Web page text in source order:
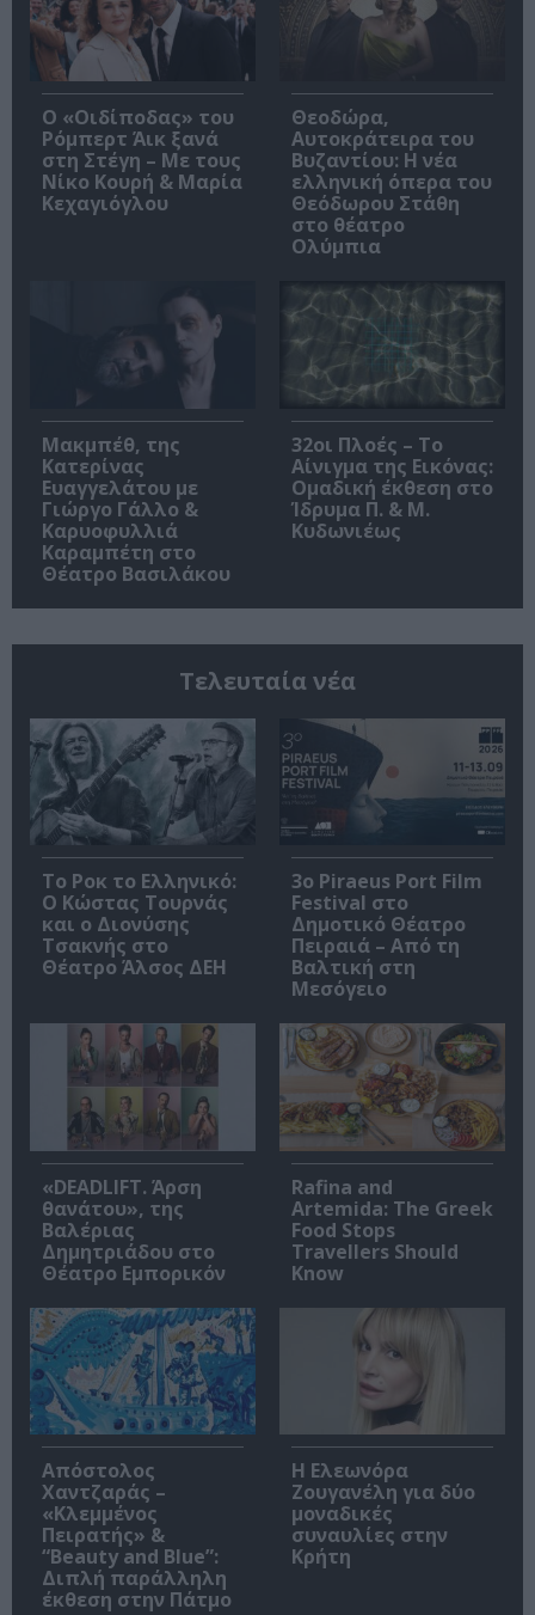
O «Οιδίποδας» του
Ρόμπερτ Άικ ξανά
στη Στέγη – Με τους
Νίκο Κουρή & Μαρία
Κεχαγιόγλου
Θεοδώρα,
Αυτοκράτειρα του
Βυζαντίου: Η νέα
ελληνική όπερα του
Θεόδωρου Στάθη
στο θέατρο
Ολύμπια
Μακμπέθ, της
Κατερίνας
Ευαγγελάτου με
Γιώργο Γάλλο &
Καρυοφυλλιά
Καραμπέτη στο
Θέατρο Βασιλάκου
32οι Πλοές – Το
Αίνιγμα της Εικόνας:
Ομαδική έκθεση στο
Ίδρυμα Π. & Μ.
Κυδωνιέως
Τελευταία νέα
Το Ροκ το Ελληνικό:
Ο Κώστας Τουρνάς
και ο Διονύσης
Τσακνής στο
Θέατρο Άλσος ΔΕΗ
3o Piraeus Port Film
Festival στο
Δημοτικό Θέατρο
Πειραιά – Από τη
Βαλτική στη
Μεσόγειο
«DEADLIFT. Άρση
θανάτου», της
Βαλέριας
Δημητριάδου στο
Θέατρο Εμπορικόν
Rafina and
Artemida: The Greek
Food Stops
Travellers Should
Know
Απόστολος
Χαντζαράς –
«Κλεμμένος
Πειρατής» &
“Beauty and Blue”:
Διπλή παράλληλη
έκθεση στην Πάτμο
Η Ελεωνόρα
Ζουγανέλη για δύο
μοναδικές
συναυλίες στην
Κρήτη